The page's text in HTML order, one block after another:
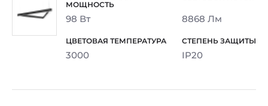
98 Вт 8868 Лм
3000 IP20